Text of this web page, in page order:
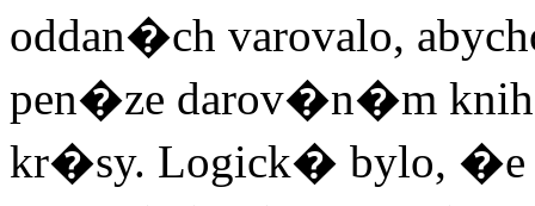
oddan�ch varovalo,
pen�ze darov�n�m
kr�sy. Logick� bylo,